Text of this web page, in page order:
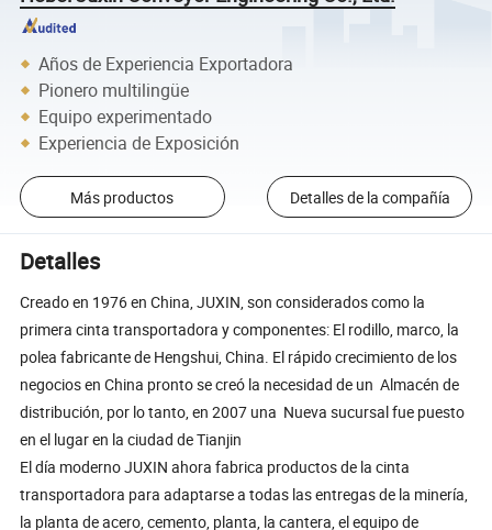
Años de Experiencia Exportadora
Pionero multilingüe
Equipo experimentado
Experiencia de Exposición
Más productos Detalles de la compañía
Detalles
Creado en 1976 en China, JUXIN, son considerados como la
primera cinta transportadora y componentes: El rodillo, marco, la
polea fabricante de Hengshui, China. El rápido crecimiento de los
negocios en China pronto se creó la necesidad de un Almacén de
distribución, por lo tanto, en 2007 una Nueva sucursal fue puesto
en el lugar en la ciudad de Tianjin
El día moderno JUXIN ahora fabrica productos de la cinta
transportadora para adaptarse a todas las entregas de la minería,
la planta de acero, cemento, planta, la cantera, el equipo de